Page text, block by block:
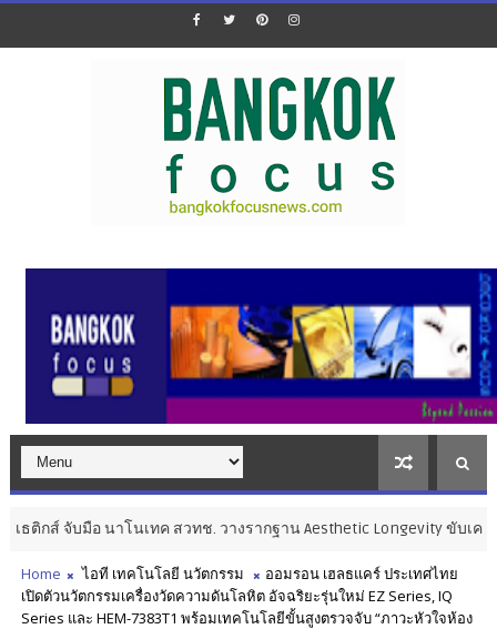
จับมือ นาโนเทค สวทช. วางรากฐาน Aesthetic Longevity ขับเคลื่อนไทย
Home ไอที เทคโนโลยี นวัตกรรม
ออมรอน เฮลธแคร์ ประเทศไทย
เปิดตัวนวัตกรรมเครื่องวัดความดันโลหิต อัจฉริยะรุ่นใหม่ EZ Series, IQ
Series และ HEM-7383T1 พร้อมเทคโนโลยีขั้นสูงตรวจจับ “ภาวะหัวใจห้อง